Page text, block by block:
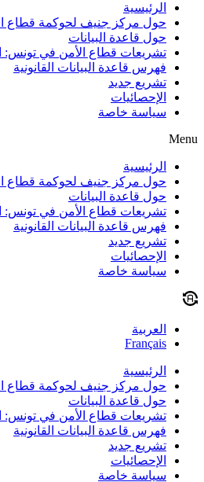
الرئيسية
حول مركز جنيف لحوكمة قطاع
حول قاعدة البيانات
تشريعات قطاع الأمن في تونس: الفهرس
فهرس قاعدة البيانات القانونية
تشريع جديد
الإحصائيات
سياسة خاصة
Menu
الرئيسية
حول مركز جنيف لحوكمة قطاع
حول قاعدة البيانات
تشريعات قطاع الأمن في تونس: الفهرس
فهرس قاعدة البيانات القانونية
تشريع جديد
الإحصائيات
سياسة خاصة
العربية
Français
الرئيسية
حول مركز جنيف لحوكمة قطاع
حول قاعدة البيانات
تشريعات قطاع الأمن في تونس: الفهرس
فهرس قاعدة البيانات القانونية
تشريع جديد
الإحصائيات
سياسة خاصة